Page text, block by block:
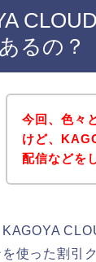
るの？
今回、色々
けど、
配信などを
使った割引